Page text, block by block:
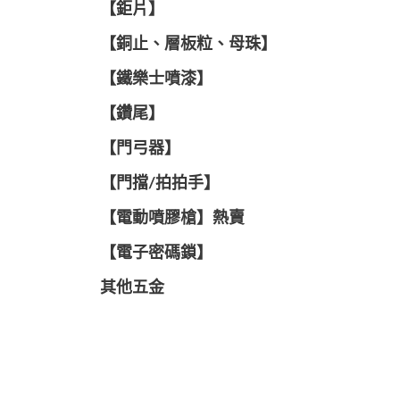
【鉅片】
【銅止、層板粒、母珠】
【鐵樂士噴漆】
【鑽尾】
【門弓器】
【門擋/拍拍手】
【電動噴膠槍】熱賣
【電子密碼鎖】
其他五金